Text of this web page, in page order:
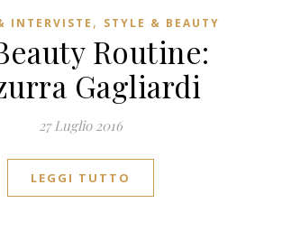
INTERVISTE , STYLE & BEAUTY
Routine:
Gagliardi
27 Luglio 2016
LEGGI TUTTO